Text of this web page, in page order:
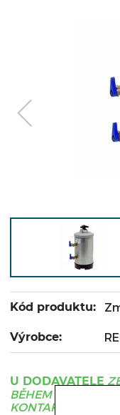
Kód produktu:
Výrobce:
U DODAVATELE
BĚHEM 3 - 21 DNÍ,
KONTAKTUJTE.